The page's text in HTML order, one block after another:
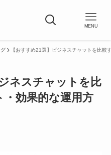
MENU
【おすすめ21選】ビジネスチャットを比
ネスチャットを比
効果的な運用方